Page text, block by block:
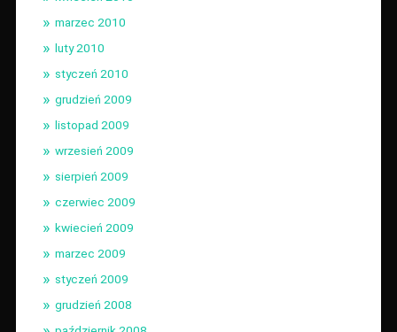
marzec 2010
luty 2010
styczeń 2010
grudzień 2009
listopad 2009
wrzesień 2009
sierpień 2009
czerwiec 2009
kwiecień 2009
marzec 2009
styczeń 2009
grudzień 2008